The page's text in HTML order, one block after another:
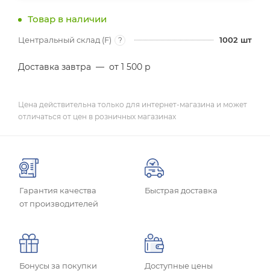
Товар в наличии
Центральный склад (F) ? 1002 шт
Доставка завтра — от 1 500 р
Цена действительна только для интернет-магазина и может
отличаться от цен в розничных магазинах
Гарантия качества
от производителей
Быстрая доставка
Бонусы за покупки Доступные цены